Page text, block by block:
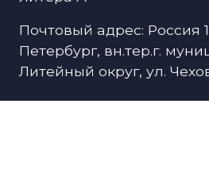
Почтовый адрес: Россия
Петербург, вн.тер.г.
Литейный округ, ул.